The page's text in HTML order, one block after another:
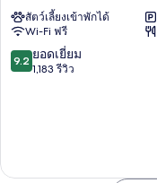
เจน
ซี
ปารีส
เอ
สัตว์เลี้ยงเข้าพักได้
Wi-Fi ฟรี
9.2
จาก
9.2 ยอดเยี่ยม
1,183 รีวิว